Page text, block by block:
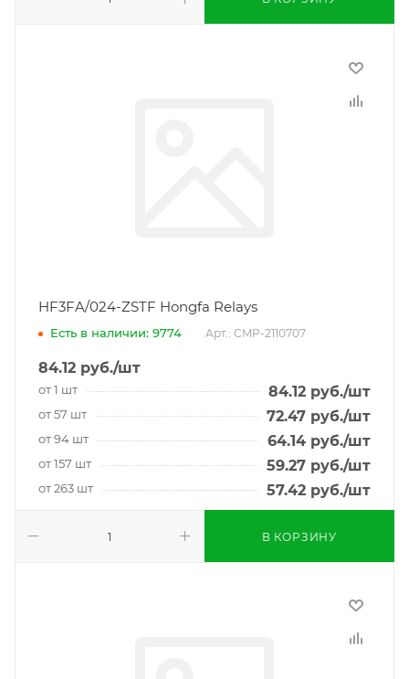
HF3FA/024-ZSTF Hongfa Relays
Есть в наличии: 9774 Арт.: CMP-2110707
84.12 руб./шт
от 1 шт 84.12 руб./шт
от 57 шт 72.47 руб./шт
от 94 шт 64.14 руб./шт
от 157 шт 59.27 руб./шт
от 263 шт 57.42 руб./шт
В КОРЗИНУ